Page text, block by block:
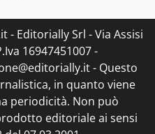
- Editorially Srl - Via Assisi
16947451007 -
- Questo
in quanto viene
periodicità. Non può
editoriale ai sensi